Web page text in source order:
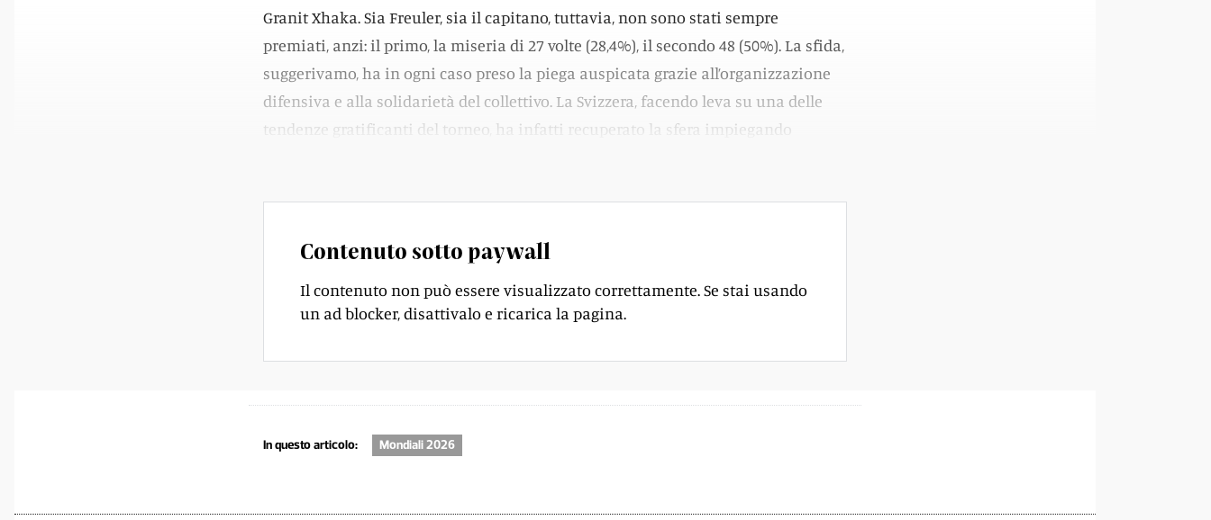
Granit Xhaka. Sia Freuler, sia il capitano, tuttavia, non sono stati sempre
premiati, anzi: il primo, la miseria di 27 volte (28,4%), il secondo 48 (50%). La sfida,
suggerivamo, ha in ogni caso preso la piega auspicata grazie all’organizzazione
difensiva e alla solidarietà del collettivo. La Svizzera, facendo leva su una delle
tendenze gratificanti del torneo, ha infatti recuperato la sfera impiegando
Contenuto sotto paywall
Il contenuto non può essere visualizzato correttamente. Se stai usando
un ad blocker, disattivalo e ricarica la pagina.
In questo articolo: Mondiali 2026